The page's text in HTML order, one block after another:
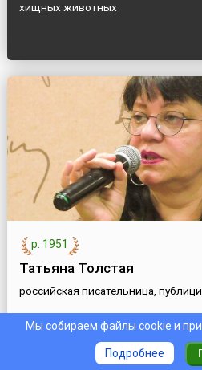
хищных животных
р. 1951
Татьяна Толстая
российская писательница,
Мы собираем файлы cookie и
Подробнее